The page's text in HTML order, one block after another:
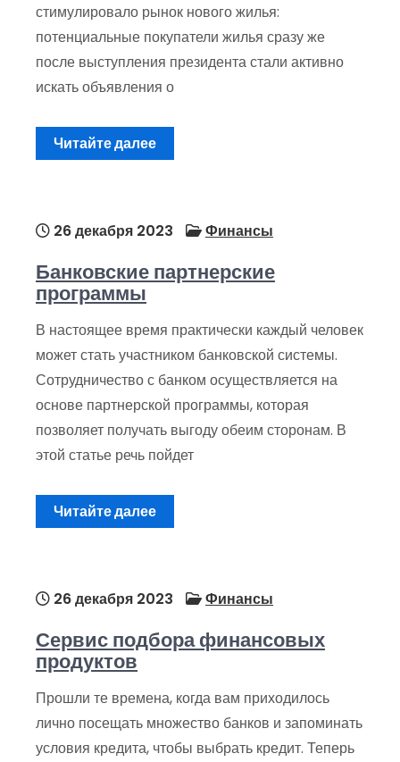
стимулировало рынок нового жилья:
потенциальные покупатели жилья сразу же
после выступления президента стали активно
искать объявления о
Читайте далее
26 декабря 2023 Финансы
Банковские партнерские
программы
В настоящее время практически каждый человек
может стать участником банковской системы.
Сотрудничество с банком осуществляется на
основе партнерской программы, которая
позволяет получать выгоду обеим сторонам. В
этой статье речь пойдет
Читайте далее
26 декабря 2023 Финансы
Сервис подбора финансовых
продуктов
Прошли те времена, когда вам приходилось
лично посещать множество банков и запоминать
условия кредита, чтобы выбрать кредит. Теперь